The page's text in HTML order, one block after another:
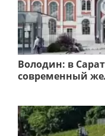
Володин: в
современный